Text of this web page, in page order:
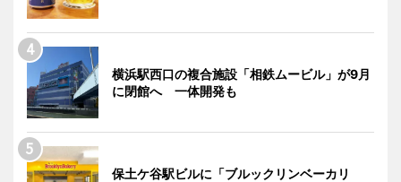
横浜駅西口の複合施設「相鉄ムービル」が9月
に閉館へ 一体開発も
保土ケ谷駅ビルに「ブルックリンベーカリ